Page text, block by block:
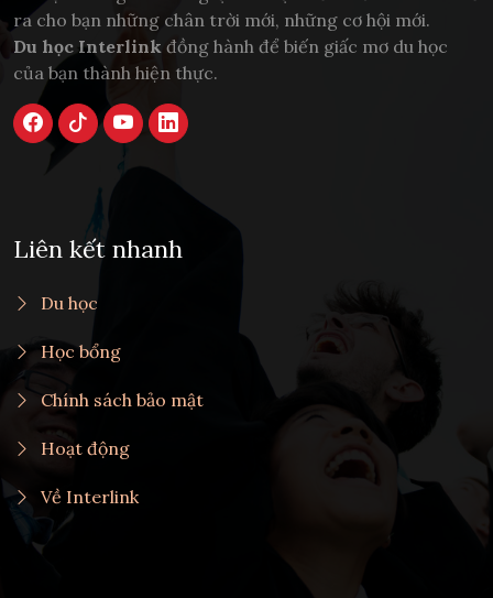
ra cho bạn những chân trời mới, những cơ hội mới.
Du học Interlink đồng hành để biến giấc mơ du học
của bạn thành hiện thực.
Liên kết nhanh
Du học
Học bổng
Chính sách bảo mật
Hoạt động
Về Interlink